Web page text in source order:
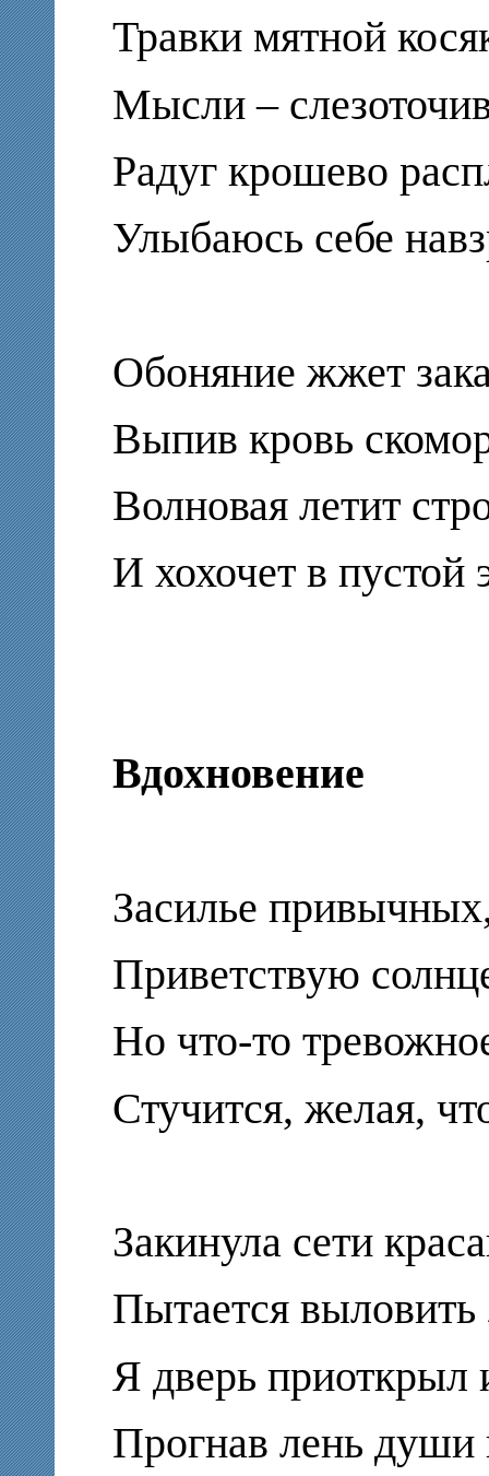
Травки мятной
Мысли –
Радуг крошево
Улыбаюсь себе
Обоняние жжет
Выпив кровь
Волновая летит
И хохочет в пустой
Вдохновение
Засилье
Приветствую
Но что-то
Стучится, желая,
Закинула сети
Пытается выловить
Я дверь приоткрыл
Прогнав лень души